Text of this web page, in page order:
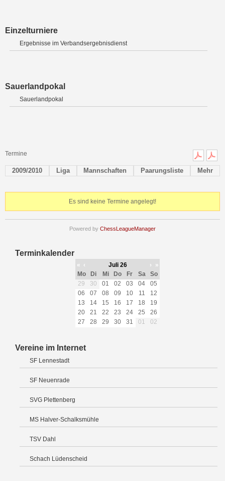
Einzelturniere
Ergebnisse im Verbandsergebnisdienst
Sauerlandpokal
Sauerlandpokal
Termine
2009/2010 Liga Mannschaften Paarungsliste Mehr
Es sind keine Termine angelegt!
Powered by ChessLeagueManager
Terminkalender
« ‹ Juli 26 ›
»
Mo
Di Mi Do Fr Sa
So
29
30 01 02 03 04
05
06
07 08 09 10 11
12
13
14 15 16 17 18
19
20
21 22 23 24 25
26
27
28 29 30 31 01 02
Vereine im Internet
SF Lennestadt
SF Neuenrade
SVG Plettenberg
MS Halver-Schalksmühle
TSV Dahl
Schach Lüdenscheid